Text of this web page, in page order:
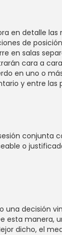
en detalle
de
en salas
cara a
en uno o
y entre las
conjunta
o
decisión
esta manera,
dicho, el